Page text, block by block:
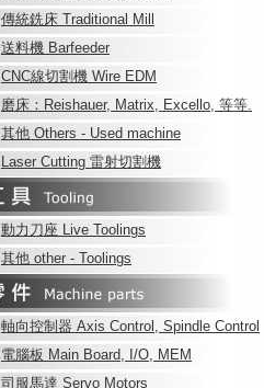
傳統銑床 Traditional Mill
送料機 Barfeeder
CNC線切割機 Wire EDM
磨床：Reishauer, Matrix, Excello, 等等.
其他 Others - Used machine
Laser Cutting 雷射切割機
動力刀座 Live Toolings
其他 other - Toolings
軸向控制器 Axis Control, Spindle Control
電腦板 Main Board, I/O, MEM
司服馬達 Servo Motors